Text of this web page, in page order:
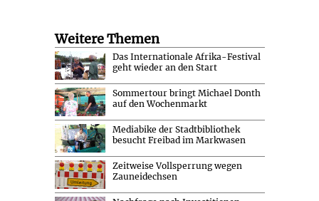
Weitere Themen
Das Internationale Afrika-Festival
geht wieder an den Start
Sommertour bringt Michael Donth
auf den Wochenmarkt
Mediabike der Stadtbibliothek
besucht Freibad im Markwasen
Zeitweise Vollsperrung wegen
Zauneidechsen